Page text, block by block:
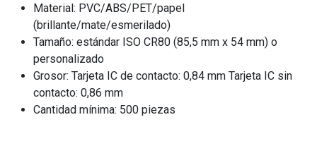
Material: PVC/ABS/PET/papel
(brillante/mate/esmerilado)
Tamaño: estándar ISO CR80 (85,5 mm x 54 mm) o
personalizado
Grosor: Tarjeta IC de contacto: 0,84 mm Tarjeta IC sin
contacto: 0,86 mm
Cantidad mínima: 500 piezas